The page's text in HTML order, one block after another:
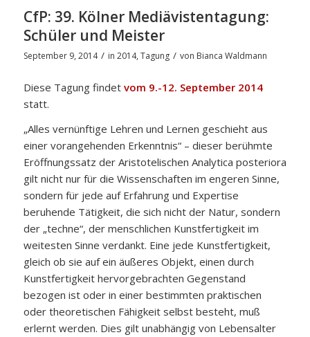
CfP: 39. Kölner Mediävistentagung:
Schüler und Meister
September 9, 2014 / in 2014,Tagung / von Bianca Waldmann
Diese Tagung findet vom 9.-12. September 2014
statt.
„Alles vernünftige Lehren und Lernen geschieht aus
einer vorangehenden Erkenntnis“ – dieser berühmte
Eröffnungssatz der Aristotelischen Analytica posteriora
gilt nicht nur für die Wissenschaften im engeren Sinne,
sondern für jede auf Erfahrung und Expertise
beruhende Tätigkeit, die sich nicht der Natur, sondern
der „techne“, der menschlichen Kunstfertigkeit im
weitesten Sinne verdankt. Eine jede Kunstfertigkeit,
gleich ob sie auf ein äußeres Objekt, einen durch
Kunstfertigkeit hervorgebrachten Gegenstand
bezogen ist oder in einer bestimmten praktischen
oder theoretischen Fähigkeit selbst besteht, muß
erlernt werden. Dies gilt unabhängig von Lebensalter